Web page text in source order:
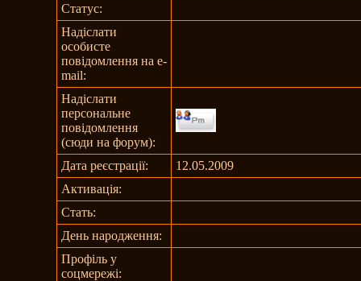
Статус:
Надіслати
особисте
повідомлення на e-
mail:
Надіслати
персональне
повідомлення
(сюди на форум):
Дата реєстрації:
12.05.2009
Активація:
Стать:
День народження:
Профіль у
соцмережі: